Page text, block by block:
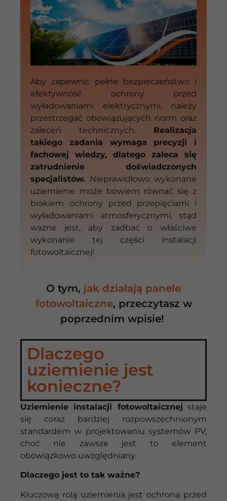
Aby zapewnić pełne bezpieczeństwo i
efektywność ochrony przed
wyładowaniami elektrycznymi, należy
przestrzegać obowiązujących norm oraz
zaleceń technicznych. Realizacja
takiego zadania wymaga precyzji i
fachowej wiedzy, dlatego zaleca się
zatrudnienie doświadczonych
specjalistów. Nieprawidłowo wykonane
uziemienie może bowiem równać się z
brakiem ochrony przed przepięciami i
wyładowaniami atmosferycznymi, stąd
ważne jest, aby zadbać o właściwe
wykonanie tej części instalacji
fotowoltaicznej!
O tym, jak działają panele
fotowoltaiczne, przeczytasz w
poprzednim wpisie!
Dlaczego
uziemienie jest
konieczne?
Uziemienie instalacji fotowoltaicznej staje
się coraz bardziej rozpowszechnionym
standardem w projektowaniu systemów PV,
choć nie zawsze jest to element
obowiązkowo uwzględniany.
Dlaczego jest to tak ważne?
Kluczową rolą uziemienia jest ochrona przed